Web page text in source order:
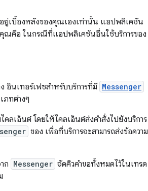
ยู่เบื้องหลังของคุณเองเท่านั้น แอปพลิเคชัน
คุณคือ ในกรณีที่แอปพลิเคชันอื่นใช้บริการของ
อินเทอร์เฟซสำหรับบริการที่มี Messenger
ภทต่างๆ
คลเอ็นต์ โดยให้ไคลเอ็นต์ส่งคำสั่งไปยังบริการ
ของ เพื่อที่บริการจะสามารถส่งข้อความ
ก Messenger จัดคิวคำขอทั้งหมดไว้ในเทรด